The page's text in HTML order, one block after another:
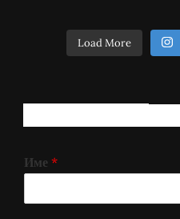
Load More
Име *